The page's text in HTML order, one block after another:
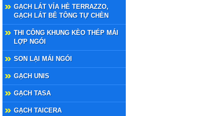
GẠCH LÁT VỈA HÈ TERRAZZO,
GẠCH LÁT BÊ TÔNG TỰ CHÈN
THI CÔNG KHUNG KÈO THÉP MÁI
LỢP NGÓI
SON LẠI MÁI NGÓI
GẠCH UNIS
GẠCH TASA
GẠCH TAICERA